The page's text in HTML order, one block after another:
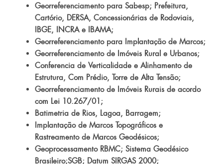
Georreferenciamento para Sabesp; Prefeitura,
Cartório, DERSA, Concessionárias de Rodoviais,
IBGE, INCRA e IBAMA;
Georreferenciamento para Implantação de Marcos;
Georreferenciamento de Imóveis Rural e Urbanos;
Conferencia de Verticalidade e Alinhamento de
Estrutura, Com Prédio, Torre de Alta Tensão;
Georreferenciamento de Imóveis Rurais de acordo
com Lei 10.267/01;
Batimetria de Rios, Lagoa, Barragem;
Implantação de Marcos Topográficos e
Rastreamento de Marcos Geodésicos;
Geoprocessamento RBMC; Sistema Geodésico
Brasileiro;SGB; Datum SIRGAS 2000;